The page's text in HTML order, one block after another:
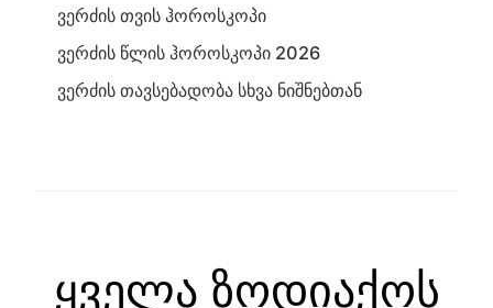
ვერძის თვის ჰოროსკოპი
ვერძის წლის ჰოროსკოპი 2026
ვერძის თავსებადობა სხვა ნიშნებთან
ყველა ზოდიაქოს